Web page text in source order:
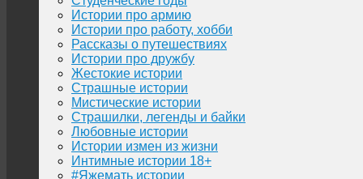
Истории про армию
Истории про работу, хобби
Рассказы о путешествиях
Истории про дружбу
Жестокие истории
Страшные истории
Мистические истории
Страшилки, легенды и байки
Любовные истории
Истории измен из жизни
Интимные истории 18+
#Яжемать истории